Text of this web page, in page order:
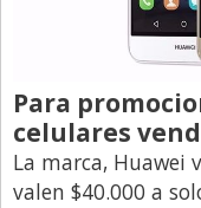
Para
celulares
La marca, Huawei
valen $40.000 a